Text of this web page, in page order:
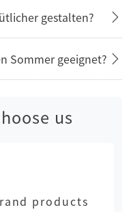
gestalten?
Sommer geeignet?
us
products